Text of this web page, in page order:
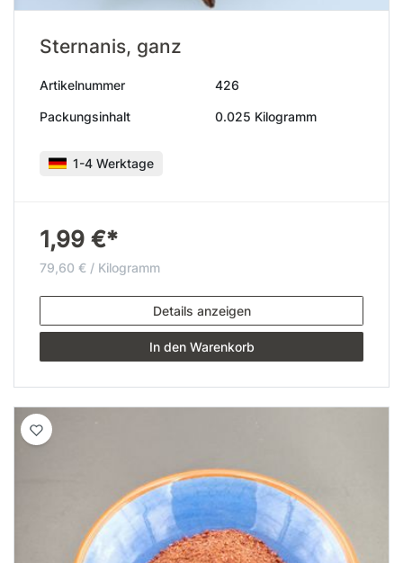
Sternanis, ganz
Artikelnummer 426
Packungsinhalt 0.025 Kilogramm
1-4 Werktage
1,99 €*
79,60 € / Kilogramm
Details anzeigen
In den Warenkorb